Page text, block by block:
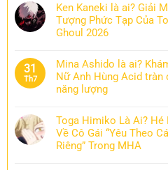
Ken Kaneki là ai? Giải
Tượng Phức Tạp Của
Ghoul 2026
31
Th7
Mina Ashido là ai?
Nữ Anh Hùng Acid tràn
năng lượng
Toga Himiko Là Ai? Hé
Về Cô Gái “Yêu Theo
Riêng” Trong MHA